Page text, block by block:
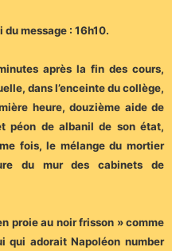
du message : 16h10.
après la fin des cours,
dans l’enceinte du collège,
heure, douzième aide de
péon de albanil de son état,
fois, le mélange du mortier
du mur des cabinets de
proie au noir frisson » comme
qui adorait Napoléon number